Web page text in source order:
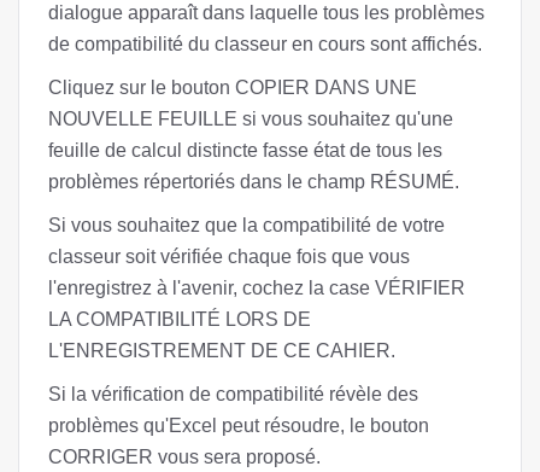
dialogue apparaît dans laquelle tous les problèmes
de compatibilité du classeur en cours sont affichés.
Cliquez sur le bouton COPIER DANS UNE
NOUVELLE FEUILLE si vous souhaitez qu'une
feuille de calcul distincte fasse état de tous les
problèmes répertoriés dans le champ RÉSUMÉ.
Si vous souhaitez que la compatibilité de votre
classeur soit vérifiée chaque fois que vous
l'enregistrez à l'avenir, cochez la case VÉRIFIER
LA COMPATIBILITÉ LORS DE
L'ENREGISTREMENT DE CE CAHIER.
Si la vérification de compatibilité révèle des
problèmes qu'Excel peut résoudre, le bouton
CORRIGER vous sera proposé.